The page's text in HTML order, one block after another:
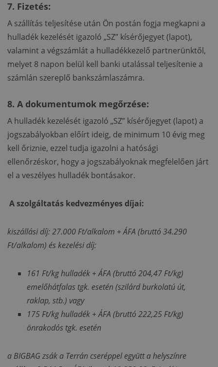
7. Fizetés:
A szállítás teljesítése után Ön postán fogja megkapni a
hulladék kezelését igazoló „SZ” kísérőjegyet (lapot),
valamint a végszámlát a hulladékkezelő partnerünktől,
melyet 8 napon belül kell banki utalással teljesítenie a
számlán szereplő bankszámlaszámra.
8. A dokumentumok megőrzése:
A hulladék kezelését igazoló „SZ” kísérőjegyet (lapot) a
jogszabályokban előírt ideig, de minimum 10 évig meg
kell őriznie, ezzel tudja igazolni a hatósági
ellenőrzéskor, hogy a jogszabályoknak megfelelően járt
el a veszélyes hulladék bontásakor.
A szolgáltatás kedvezményes díjai:
kiszállási díj: 27.000 Ft/alkalom + ÁFA (bruttó 34.290
Ft/alkalom) és kezelési díj:
161 Ft/kg hulladék + ÁFA (bruttó 204,47 Ft/kg)
emelőhátfalas tgk. esetén (szilárd burkolatú út,
raklap, stb.) vagy
175 Ft/kg hulladék + ÁFA (bruttó 222,25 Ft/kg)
önrakodós tgk. esetén
a BIGBAG zsák a Terrán cseréppel együtt a helyszínre